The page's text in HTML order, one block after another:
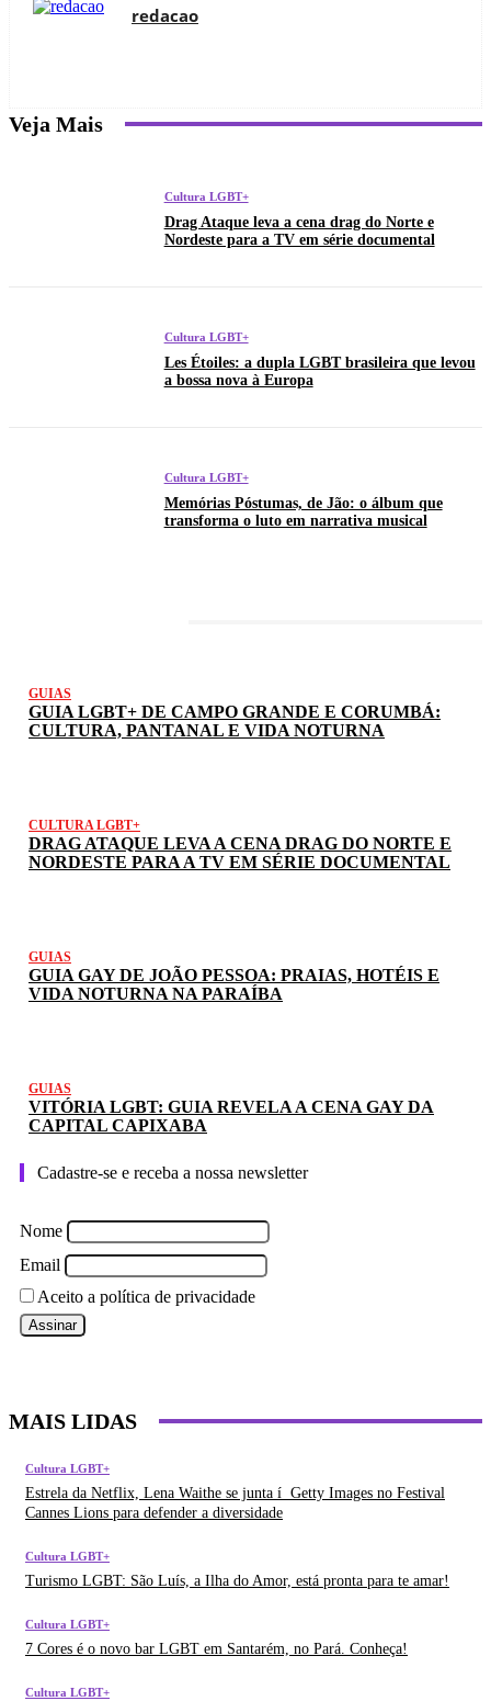
redacao
Veja Mais
Cultura LGBT+
Drag Ataque leva a cena drag do Norte e
Nordeste para a TV em série documental
Cultura LGBT+
Les Étoiles: a dupla LGBT brasileira que levou
a bossa nova à Europa
Cultura LGBT+
Memórias Póstumas, de Jão: o álbum que
transforma o luto em narrativa musical
GUIAS
GUIA LGBT+ DE CAMPO GRANDE E CORUMBÁ:
CULTURA, PANTANAL E VIDA NOTURNA
CULTURA LGBT+
DRAG ATAQUE LEVA A CENA DRAG DO NORTE E
NORDESTE PARA A TV EM SÉRIE DOCUMENTAL
GUIAS
GUIA GAY DE JOÃO PESSOA: PRAIAS, HOTÉIS E
VIDA NOTURNA NA PARAÍBA
GUIAS
VITÓRIA LGBT: GUIA REVELA A CENA GAY DA
CAPITAL CAPIXABA
Cadastre-se e receba a nossa newsletter
Nome
Email
Aceito a política de privacidade
MAIS LIDAS
Cultura LGBT+
Estrela da Netflix, Lena Waithe se junta í Getty Images no Festival
Cannes Lions para defender a diversidade
Cultura LGBT+
Turismo LGBT: São Luí­s, a Ilha do Amor, está pronta para te amar!
Cultura LGBT+
7 Cores é o novo bar LGBT em Santarém, no Pará. Conheça!
Cultura LGBT+